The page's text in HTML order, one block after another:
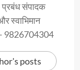
प्रबंध संपादक
स्वाभिमान
9826704304
posts